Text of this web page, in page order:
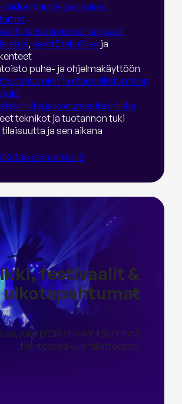
sidosryhmä- ja sisäiset
lanseeraukset ja gaalat
,näyttötekniikka ja
puhe- ja ohjelmakäyttöön
ja etäosallistumisen
ja kongressitekniikka
teknikot ja tuotannon tuki
tilaisuutta ja sen aikana
Katso esimerkkejä
festivaalit &
ulkotapahtumat
joka pitää show’n käynnissä
tilanteessa kuin tilanteessa.